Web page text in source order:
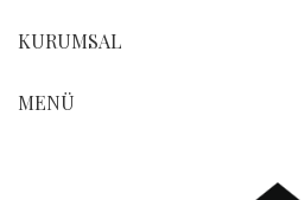
KURUMSAL
MENÜ